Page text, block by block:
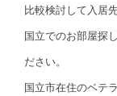
比較検討して入居
国立でのお部屋探
ださい。
国立市在住のベテ